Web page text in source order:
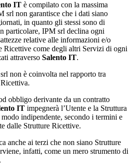
IT è compilato con la massima
srl non garantisce che i dati siano
in quanto gli stessi sono di
particolare, IPM srl declina ogni
relative alle informazioni e/o
Ricettive come degli altri Servizi di ogni
attraverso Salento IT.
non è coinvolta nel rapporto tra
obbligo derivante da un contratto
IT impegnerà l’Utente e la Struttura
indipendente, secondo i termini e
dalle Strutture Ricettive.
anche ai terzi che non siano Strutture
infatti, come un mero strumento di